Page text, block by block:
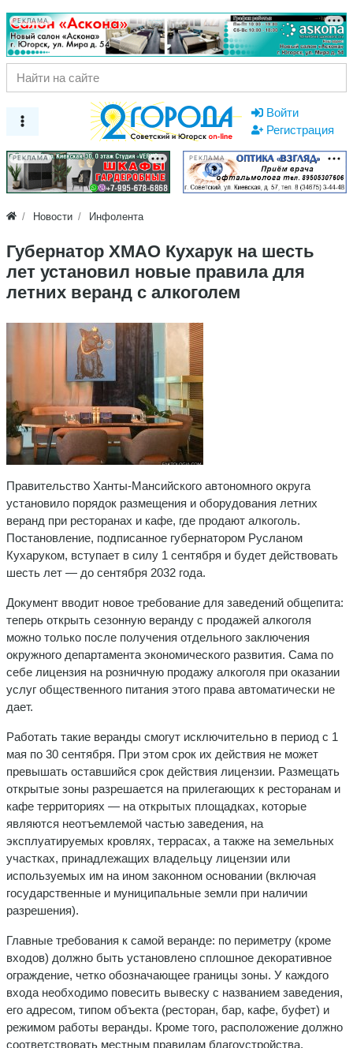
РЕКЛАМА
Войти
Регистрация
РЕКЛАМА РЕКЛАМА
Новости Инфолента
Губернатор ХМАО Кухарук на шесть
лет установил новые правила для
летних веранд с алкоголем
Правительство Ханты-Мансийского автономного округа
установило порядок размещения и оборудования летних
веранд при ресторанах и кафе, где продают алкоголь.
Постановление, подписанное губернатором Русланом
Кухаруком, вступает в силу 1 сентября и будет действовать
шесть лет — до сентября 2032 года.
Документ вводит новое требование для заведений общепита:
теперь открыть сезонную веранду с продажей алкоголя
можно только после получения отдельного заключения
окружного департамента экономического развития. Сама по
себе лицензия на розничную продажу алкоголя при оказании
услуг общественного питания этого права автоматически не
дает.
Работать такие веранды смогут исключительно в период с 1
мая по 30 сентября. При этом срок их действия не может
превышать оставшийся срок действия лицензии. Размещать
открытые зоны разрешается на прилегающих к ресторанам и
кафе территориях — на открытых площадках, которые
являются неотъемлемой частью заведения, на
эксплуатируемых кровлях, террасах, а также на земельных
участках, принадлежащих владельцу лицензии или
используемых им на ином законном основании (включая
государственные и муниципальные земли при наличии
разрешения).
Главные требования к самой веранде: по периметру (кроме
входов) должно быть установлено сплошное декоративное
ограждение, четко обозначающее границы зоны. У каждого
входа необходимо повесить вывеску с названием заведения,
его адресом, типом объекта (ресторан, бар, кафе, буфет) и
режимом работы веранды. Кроме того, расположение должно
соответствовать местным правилам благоустройства.